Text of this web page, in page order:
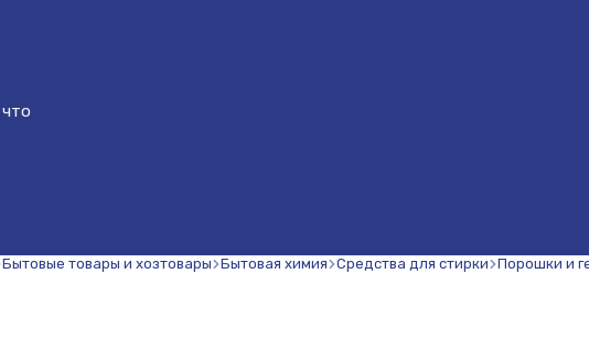
Бытовые товары и хозтовары Бытовая химия Средства для стирки Порошки и